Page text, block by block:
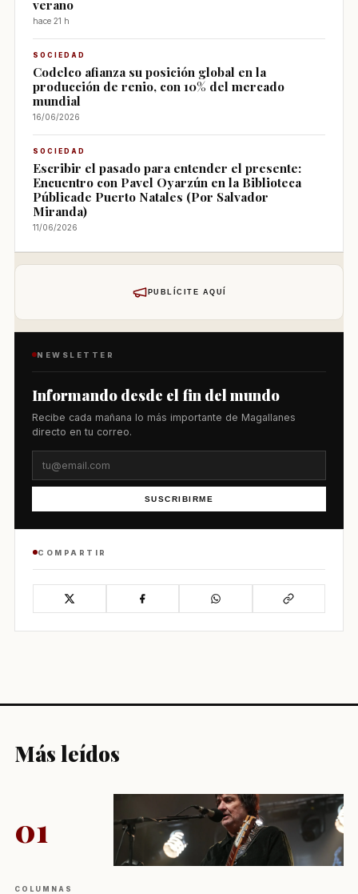
verano
hace 21 h
SOCIEDAD
Codelco afianza su posición global en la
producción de renio, con 10% del mercado
mundial
16/06/2026
SOCIEDAD
Escribir el pasado para entender el presente:
Encuentro con Pavel Oyarzún en la Biblioteca
Públicade Puerto Natales (Por Salvador
Miranda)
11/06/2026
PUBLÍCITE AQUÍ
NEWSLETTER
Informando desde el fin del mundo
Recibe cada mañana lo más importante de Magallanes
directo en tu correo.
SUSCRIBIRME
COMPARTIR
Más leídos
01
COLUMNAS